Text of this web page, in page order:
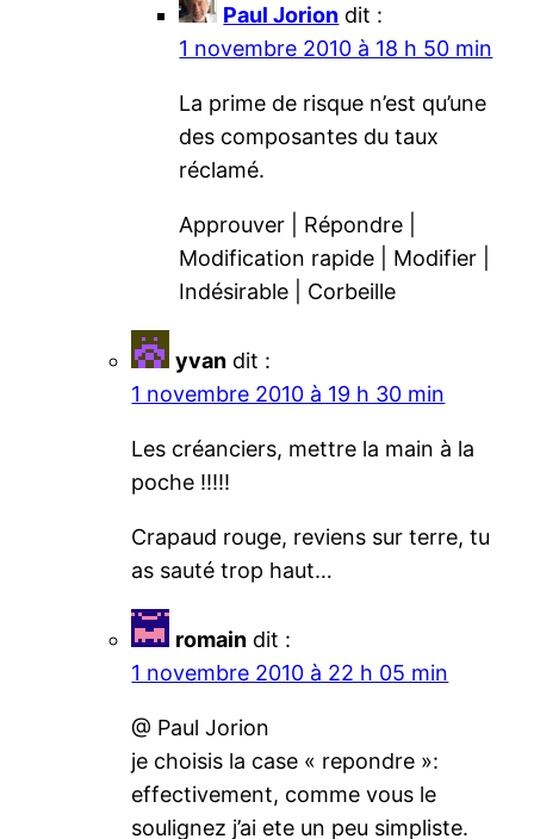
Paul Jorion dit :
1 novembre 2010 à 18 h 50 min
La prime de risque n’est qu’une
des composantes du taux
réclamé.
Approuver | Répondre |
Modification rapide | Modifier |
Indésirable | Corbeille
yvan dit :
1 novembre 2010 à 19 h 30 min
Les créanciers, mettre la main à la
poche !!!!!
Crapaud rouge, reviens sur terre, tu
as sauté trop haut…
romain dit :
1 novembre 2010 à 22 h 05 min
@ Paul Jorion
je choisis la case « repondre »:
effectivement, comme vous le
soulignez j’ai ete un peu simpliste.